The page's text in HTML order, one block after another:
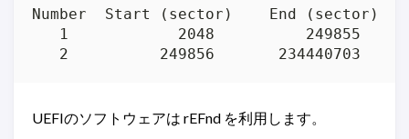
UEFIのソフトウェアは rEFnd を利用します。